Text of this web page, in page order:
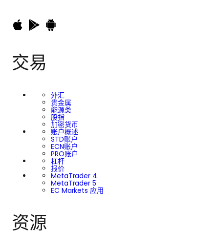
交易
外汇
贵金属
能源类
股指
加密货币
账户概述
STD账户
ECN账户
PRO账户
杠杆
报价
MetaTrader 4
MetaTrader 5
EC Markets 应用
资源